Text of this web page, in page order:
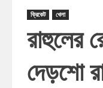
ক্রিকেট খেলা
রাহুলের
দেড়শো